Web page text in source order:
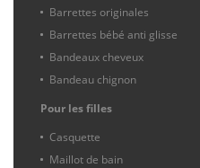
Barrettes originales
Barrettes bébé anti glisse
Bandeaux cheveux
Bandeau chignon
Pour les filles
Casquette
Maillot de bain